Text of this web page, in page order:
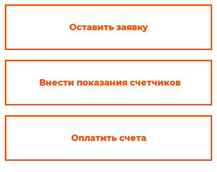
Оставить заявку
Внести показания счетчиков
Оплатить счета